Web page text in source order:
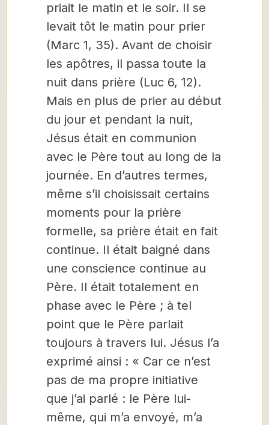
priait le matin et le soir. Il se
levait tôt le matin pour prier
(Marc 1, 35). Avant de choisir
les apôtres, il passa toute la
nuit dans prière (Luc 6, 12).
Mais en plus de prier au début
du jour et pendant la nuit,
Jésus était en communion
avec le Père tout au long de la
journée. En d’autres termes,
même s’il choisissait certains
moments pour la prière
formelle, sa prière était en fait
continue. Il était baigné dans
une conscience continue au
Père. Il était totalement en
phase avec le Père ; à tel
point que le Père parlait
toujours à travers lui. Jésus l’a
exprimé ainsi : « Car ce n’est
pas de ma propre initiative
que j’ai parlé : le Père lui-
même, qui m’a envoyé, m’a